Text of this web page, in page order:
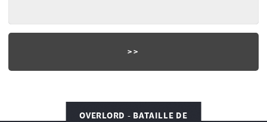
OVERLORD - BATAILLE DE